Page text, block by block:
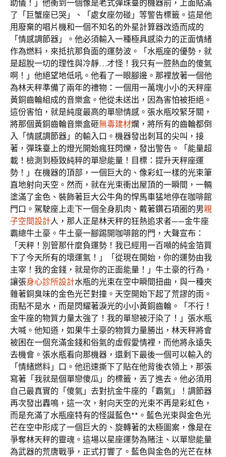
助儀！」他衝到一個像是老式彈珠臺的機器前，上面貼滿
了「巨蟹座已哭」、「處女座勿碰」等警告標籤。這是他
用廢棄的唱片機和一個不知名的外星計算器改造而成的
「情感調節器」。他必須輸入一種極具感染力的正面情緒
作為燃料，來抵抗那負面的運勢波。「水瓶座的優勢，就
是超脫一切的理性與冷靜…才怪！我只有一腔熱血的傻氣
啊！」他絕望地低吼。他看了一眼腳邊。那裡放著一個他
為林天秤準備了兩年的禮物：一個用一萬塊小小的天秤座
黃銅齒輪組成的音樂盒。他從未送出，因為害怕被拒絕。
這份害怕，就是純度最高的單戀情感。張水瓶咬緊牙關，
將那個黃銅齒輪音樂盒砸無毒建材爛，將所有的齒輪都倒
入「情感調節器」的輸入口。機器發出刺耳的尖叫，接
著，彈珠臺上的燈光開始瘋狂閃爍，發出警告。「能量超
載！檢測到極致純粹的單戀能量！目標：提升天秤座運
勢！」在機器的頂部，一個巨大的、像彩虹一樣的光束筆
直地射向天空。然而，就在光束衝出屋頂的一瞬間，一輛
塗滿了金色、裝飾著巨大公牛角的悍馬車猛地停在咖啡館
門口。駕駛座上走下一個全身肌肉、戴著鑽石項圈的男親
子空間設計人，那人正是林天秤的狂熱追求者——金牛座
霸總牛土豪。牛土豪一腳踢開咖啡館的門，大聲宣布：
「天秤！別管那什麼負運勢！我已經用一百噸的純金箔買
下了今天所有的壞運氣！」「從現在開始，你的運勢由我
主宰！我的金錢，就是你的正面能量！」牛土豪的行為，
讓張身心診所設計水瓶的光束在空中瞬間扭曲，與一種夾
雜著銅臭味的金色光芒對撞。天空開始下起了荒謬的雨。
雨點不是水，而是閃耀著淚光的小小黃銅齒輪。「不行！
金牛座的物質力量太強了！我的單戀被汙染了！」張水瓶
大喊。他知道，如果牛土豪的物質力量勝出，林天秤將會
被困在一個充滿金錢和俗氣的虛假愛情裡，而他將永遠失
去機會。張水瓶看向那機器，還剩下最後一個可以輸入的
「情緒燃料」口。他迅速撕下了貼在他背後衣領上，那張
寫著「我就是個單戀傻瓜」的標籤，丟了進去。他必須用
自己最真實的「傻氣」去對抗金牛座的「霸氣」！調節器
再次發出轟鳴，這一次，射向天空的光束不再是彩虹色，
而是充滿了水瓶座特有的怪誕藍色**。藍色光束與金色光
芒在空中形成了一個巨大的、旋轉著的太極圖案，像是在
爭奪林天秤的靈魂。這場以星座運勢為賭注、以單戀能量
為武器的荒唐戰爭，正式打響了。藍色與金色的光芒在林